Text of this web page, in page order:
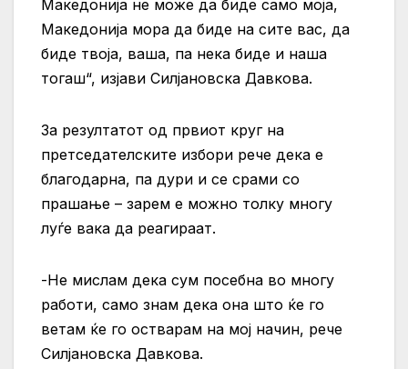
Македонија не може да биде само моја,
Македонија мора да биде на сите вас, да
биде твоја, ваша, па нека биде и наша
тогаш“, изјави Силјановска Давкова.
За резултатот од првиот круг на
претседателските избори рече дека е
благодарна, па дури и се срами со
прашање – зарем е можно толку многу
луѓе вака да реагираат.
-Не мислам дека сум посебна во многу
работи, само знам дека она што ќе го
ветам ќе го остварам на мој начин, рече
Силјановска Давкова.